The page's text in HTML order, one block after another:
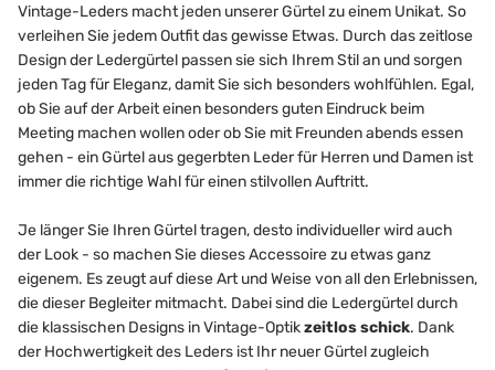
Vintage-Leders macht jeden unserer Gürtel zu einem Unikat. So
verleihen Sie jedem Outfit das gewisse Etwas. Durch das zeitlose
Design der Ledergürtel passen sie sich Ihrem Stil an und sorgen
jeden Tag für Eleganz, damit Sie sich besonders wohlfühlen. Egal,
ob Sie auf der Arbeit einen besonders guten Eindruck beim
Meeting machen wollen oder ob Sie mit Freunden abends essen
gehen - ein Gürtel aus gegerbten Leder für Herren und Damen ist
immer die richtige Wahl für einen stilvollen Auftritt.
Je länger Sie Ihren Gürtel tragen, desto individueller wird auch
der Look - so machen Sie dieses Accessoire zu etwas ganz
eigenem. Es zeugt auf diese Art und Weise von all den Erlebnissen,
die dieser Begleiter mitmacht. Dabei sind die Ledergürtel durch
die klassischen Designs in Vintage-Optikzeitlos schick. Dank
der Hochwertigkeit des Leders ist Ihr neuer Gürtel zugleich